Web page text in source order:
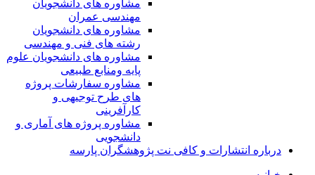
مشاوره های دانشجویان
مهندسی عمران
مشاوره های دانشجویان
رشته های فنی و مهندسی
مشاوره های دانشجویان علوم
پایه ومنابع طبیعی
مشاوره سفارشات پروژه
های طرح توجیهی و
کارآفرینی
مشاوره پروژه های آماری و
دانشجویی
درباره انتشارات و کافی نت پژوهشگران پارسه